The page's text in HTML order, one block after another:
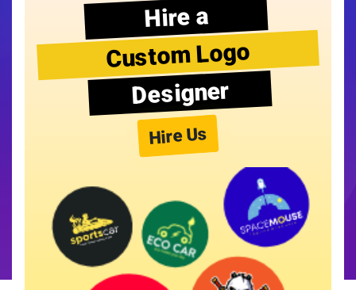
Hire a
Custom Logo
Designer
Hire Us